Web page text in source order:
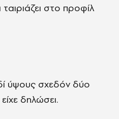
στο προφίλ
ύψους σχεδόν δύο
δηλώσει.